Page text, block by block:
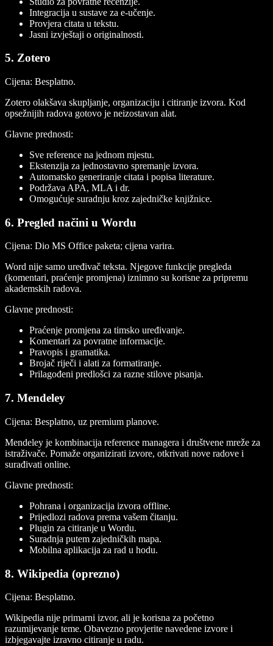
Integracija u sustave za e-učenje.
Provjera citata u tekstu.
Jasni izvještaji o originalnosti.
5. Zotero
Cijena: Besplatno.
Zotero olakšava skupljanje, organizaciju i citiranje izvora. Kod
opsežnijih radova gotovo je neizostavan alat.
Glavne prednosti:
Sve reference na jednom mjestu.
Ekstenzija za jednostavno spremanje izvora.
Automatsko generiranje citata i popisa literature.
Podržava APA, MLA i dr.
Omogućuje suradnju kroz zajedničke knjižnice.
6. Pregled načini u Wordu
Cijena: Dio MS Office paketa; cijena varira.
Word nije samo uređivač teksta. Njegove funkcije pregleda
(komentari, praćenje promjena) iznimno su korisne za pripremu
akademskih radova.
Glavne prednosti:
Praćenje promjena za timsko uređivanje.
Komentari za povratne informacije.
Pravopis i gramatika.
Brojač riječi i alati za formatiranje.
Prilagođeni predlošci za razne stilove pisanja.
7. Mendeley
Cijena: Besplatno, uz premium planove.
Mendeley je kombinacija reference managera i društvene mreže za
istraživače. Pomaže organizirati izvore, otkrivati nove radove i
surađivati online.
Glavne prednosti:
Pohrana i organizacija izvora offline.
Prijedlozi radova prema vašem čitanju.
Plugin za citiranje u Wordu.
Suradnja putem zajedničkih mapa.
Mobilna aplikacija za rad u hodu.
8. Wikipedia (oprezno)
Cijena: Besplatno.
Wikipedia nije primarni izvor, ali je korisna za početno
razumijevanje teme. Obavezno provjerite navedene izvore i
izbjegavajte izravno citiranje u radu.